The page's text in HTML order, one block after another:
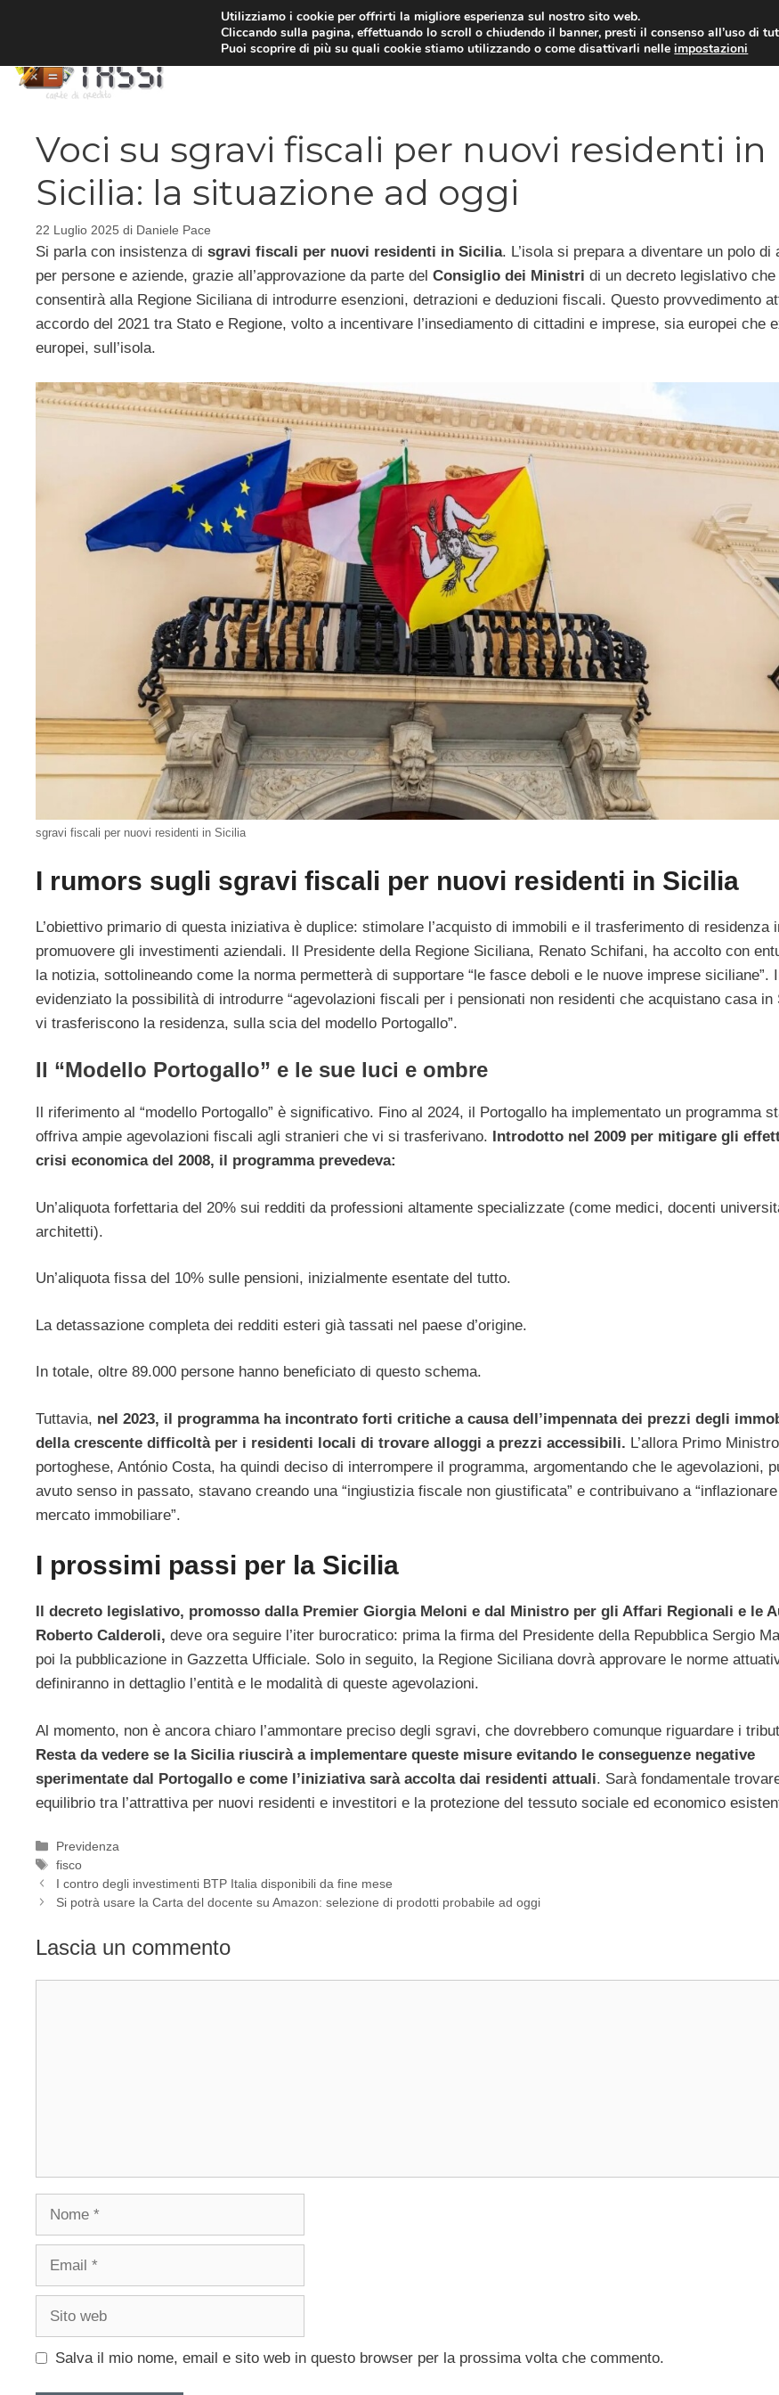
MUTUI PRIMA CASA
Voci su sgravi fiscali per nuovi residenti in
Sicilia: la situazione ad oggi
22 Luglio 2025 di Daniele Pace
Si parla con insistenza di sgravi fiscali per nuovi residenti in Sicilia. L’isola si prepara a diventare un polo di
per persone e aziende, grazie all’approvazione da parte del Consiglio dei Ministri di un decreto legislativo che
consentirà alla Regione Siciliana di introdurre esenzioni, detrazioni e deduzioni fiscali. Questo provvedimento
accordo del 2021 tra Stato e Regione, volto a incentivare l’insediamento di cittadini e imprese, sia europei che
europei, sull’isola.
sgravi fiscali per nuovi residenti in Sicilia
I rumors sugli sgravi fiscali per nuovi residenti in Sicilia
L’obiettivo primario di questa iniziativa è duplice: stimolare l’acquisto di immobili e il trasferimento di residenza
promuovere gli investimenti aziendali. Il Presidente della Regione Siciliana, Renato Schifani, ha accolto con
la notizia, sottolineando come la norma permetterà di supportare “le fasce deboli e le nuove imprese siciliane”.
evidenziato la possibilità di introdurre “agevolazioni fiscali per i pensionati non residenti che acquistano casa in
vi trasferiscono la residenza, sulla scia del modello Portogallo”.
Il “Modello Portogallo” e le sue luci e ombre
Il riferimento al “modello Portogallo” è significativo. Fino al 2024, il Portogallo ha implementato un programma
offriva ampie agevolazioni fiscali agli stranieri che vi si trasferivano. Introdotto nel 2009 per mitigare gli
crisi economica del 2008, il programma prevedeva:
Un’aliquota forfettaria del 20% sui redditi da professioni altamente specializzate (come medici, docenti
architetti).
Un’aliquota fissa del 10% sulle pensioni, inizialmente esentate del tutto.
La detassazione completa dei redditi esteri già tassati nel paese d’origine.
In totale, oltre 89.000 persone hanno beneficiato di questo schema.
Tuttavia, nel 2023, il programma ha incontrato forti critiche a causa dell’impennata dei prezzi degli
della crescente difficoltà per i residenti locali di trovare alloggi a prezzi accessibili. L’allora Primo Ministro
portoghese, António Costa, ha quindi deciso di interrompere il programma, argomentando che le agevolazioni,
avuto senso in passato, stavano creando una “ingiustizia fiscale non giustificata” e contribuivano a
mercato immobiliare”.
I prossimi passi per la Sicilia
Il decreto legislativo, promosso dalla Premier Giorgia Meloni e dal Ministro per gli Affari Regionali e le
Roberto Calderoli, deve ora seguire l’iter burocratico: prima la firma del Presidente della Repubblica Sergio
poi la pubblicazione in Gazzetta Ufficiale. Solo in seguito, la Regione Siciliana dovrà approvare le norme
definiranno in dettaglio l’entità e le modalità di queste agevolazioni.
Al momento, non è ancora chiaro l’ammontare preciso degli sgravi, che dovrebbero comunque riguardare i
Resta da vedere se la Sicilia riuscirà a implementare queste misure evitando le conseguenze negative
sperimentate dal Portogallo e come l’iniziativa sarà accolta dai residenti attuali. Sarà fondamentale
equilibrio tra l’attrattiva per nuovi residenti e investitori e la protezione del tessuto sociale ed economico
Categorie
Previdenza
Tag
fisco
I contro degli investimenti BTP Italia disponibili da fine mese
Si potrà usare la Carta del docente su Amazon: selezione di prodotti probabile ad oggi
Lascia un commento
Salva il mio nome, email e sito web in questo browser per la prossima volta che commento.
Utilizziamo i cookie per offrirti la migliore esperienza sul nostro sito web.
Cliccando sulla pagina, effettuando lo scroll o chiudendo il banner, presti il consenso all’uso di
Puoi scoprire di più su quali cookie stiamo utilizzando o come disattivarli nelleimpostazioni